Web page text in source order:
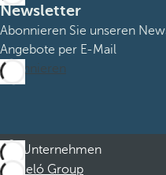
Newsletter
Abonnieren Sie unseren
Angebote per E-Mail
Abonnieren
Unternehmen
Barceló Group